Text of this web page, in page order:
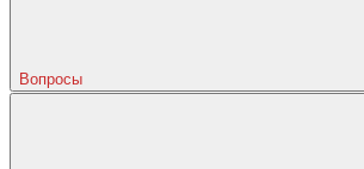
Вопросы